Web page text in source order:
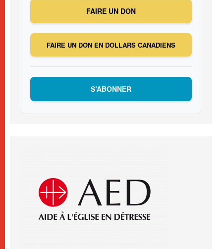
FAIRE UN DON
FAIRE UN DON EN DOLLARS CANADIENS
S’ABONNER